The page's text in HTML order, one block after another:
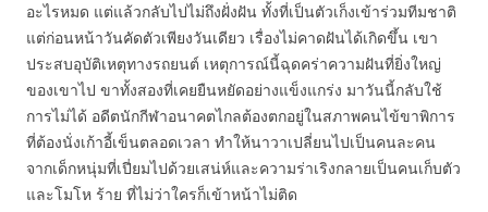
อะไรหมด แต่แล้วกลับไปไม่ถึงฝั่งฝัน ทั้งที่เป็นตัวเก็งเข้าร่วมทีมชาติ
แต่ก่อนหน้าวันคัดตัวเพียงวันเดียว เรื่องไม่คาดฝันได้เกิดขึ้น เขา
ประสบอุบัติเหตุทางรถยนต์ เหตุการณ์นี้ฉุดคร่าความฝันที่ยิ่งใหญ่
ของเขาไป ขาทั้งสองที่เคยยืนหยัดอย่างแข็งแกร่ง มาวันนี้กลับใช้
การไม่ได้ อดีตนักกีฬาอนาคตไกลต้องตกอยู่ในสภาพคนไข้ขาพิการ
ที่ต้องนั่งเก้าอี้เข็นตลอดเวลา ทำให้นาวาเปลี่ยนไปเป็นคนละคน
จากเด็กหนุ่มที่เปี่ยมไปด้วยเสน่ห์และความร่าเริงกลายเป็นคนเก็บตัว
และโมโห ร้าย ที่ไม่ว่าใครก็เข้าหน้าไม่ติด